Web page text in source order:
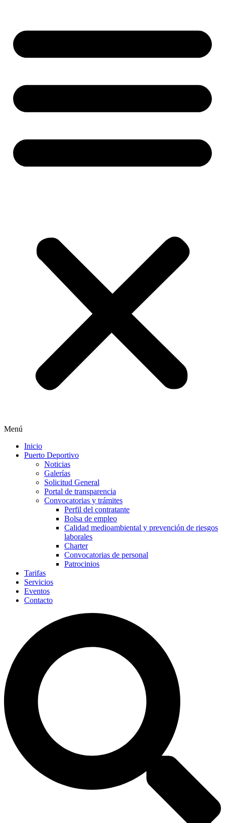
Menú
Inicio
Puerto Deportivo
Noticias
Galerías
Solicitud General
Portal de transparencia
Convocatorias y trámites
Perfil del contratante
Bolsa de empleo
Calidad medioambiental y prevención de riesgos
laborales
Charter
Convocatorias de personal
Patrocinios
Tarifas
Servicios
Eventos
Contacto